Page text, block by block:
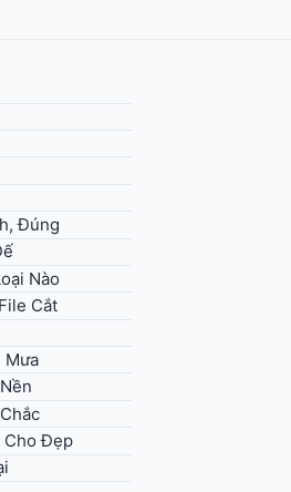
Đúng
Nào
Cắt
Mưa
Cho Đẹp